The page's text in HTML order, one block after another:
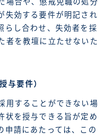
場合や、懲戒免職の処分
失効する要件が明記され
らし合わせ、失効者を採
者を教壇に立たせないた
与要件）
用することができない場
状を授与できる旨が定め
申請にあたっては、この